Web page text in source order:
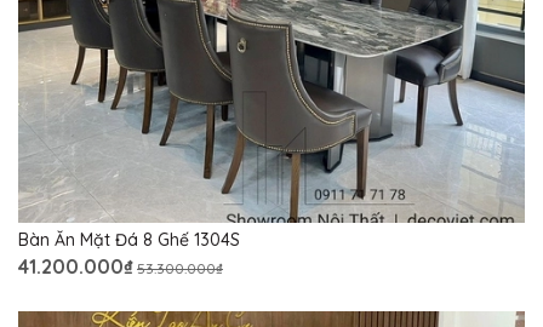
Bàn Ăn Mặt Đá 8 Ghế 1304S
41.200.000₫ 53.300.000₫